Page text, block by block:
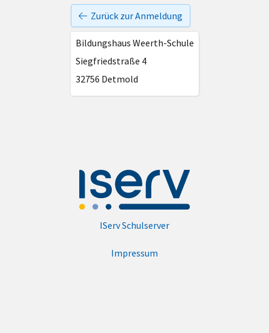
Zurück zur Anmeldung
Bildungshaus Weerth-Schule
Siegfriedstraße 4
32756 Detmold
IServ Schulserver
Impressum